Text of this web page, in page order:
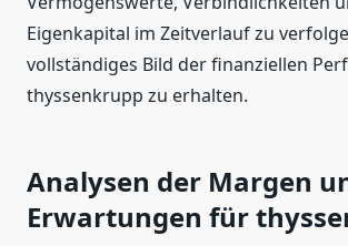
Eigenkapital im Zeitverlauf zu
vollständiges Bild der finanziellen
thyssenkrupp zu erhalten.
Analysen der Margen
Erwartungen für